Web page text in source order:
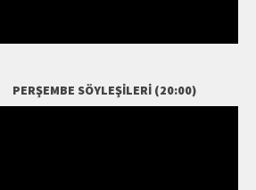
PERŞEMBE SÖYLEŞILERI (20:00)